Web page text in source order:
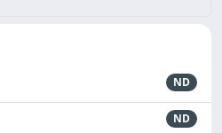
ND
ND